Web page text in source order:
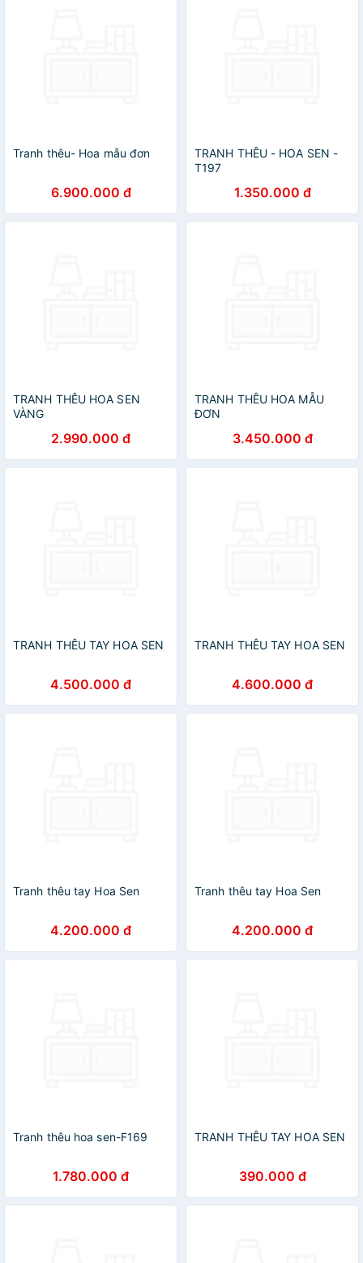
Tranh thêu- Hoa mẫu đơn
6.900.000 đ
TRANH THÊU - HOA SEN -
T197
1.350.000 đ
TRANH THÊU HOA SEN
VÀNG
2.990.000 đ
TRANH THÊU HOA MẪU
ĐƠN
3.450.000 đ
TRANH THÊU TAY HOA SEN
4.500.000 đ
TRANH THÊU TAY HOA SEN
4.600.000 đ
Tranh thêu tay Hoa Sen
4.200.000 đ
Tranh thêu tay Hoa Sen
4.200.000 đ
Tranh thêu hoa sen-F169
1.780.000 đ
TRANH THÊU TAY HOA SEN
390.000 đ